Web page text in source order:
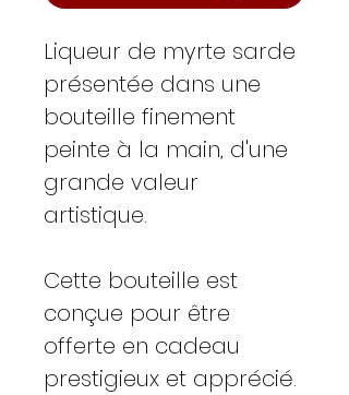
Liqueur de myrte sarde
présentée dans une
bouteille finement
peinte à la main, d'une
grande valeur
artistique.
Cette bouteille est
conçue pour être
offerte en cadeau
prestigieux et apprécié.